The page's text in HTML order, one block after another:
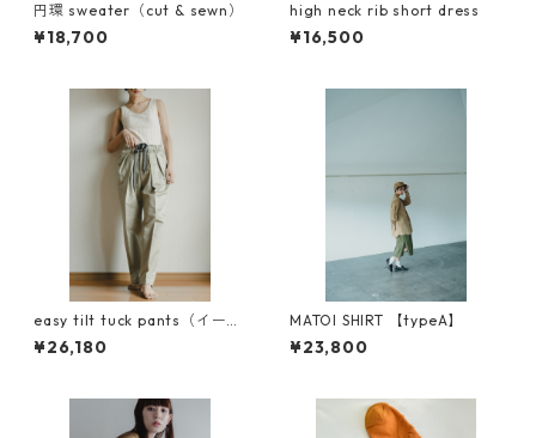
円環 sweater（cut & sewn）
¥18,700
high neck rib short dress
¥16,500
easy tilt tuck pants（イージ
ーチルトタックパンツ）
¥26,180
MATOI SHIRT 【typeA】
¥23,800